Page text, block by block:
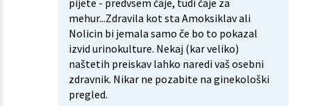
pijete - predvsem čaje, tudi čaje za
mehur...Zdravila kot sta Amoksiklav ali
Nolicin bi jemala samo če bo to pokazal
izvid urinokulture. Nekaj (kar veliko)
naštetih preiskav lahko naredi vaš osebni
zdravnik. Nikar ne pozabite na ginekološki
pregled.